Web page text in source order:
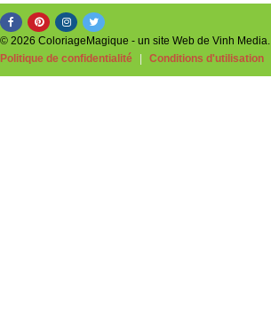
© 2026 ColoriageMagique - un site Web de Vinh Media.
Politique de confidentialité
Conditions d'utilisation